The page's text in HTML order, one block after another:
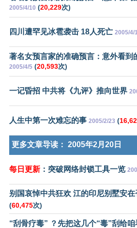
2005/4/10 (20,229次)
四川遭罕见冰雹袭击 18人死亡 2005/4/
著名女预言家的准确预言：意外看到
2005/4/5 (20,593次)
一记昏招 中共将《九评》推向世界
人生中第一次难忘的事 2005/2/23 (
更多文章导读： 2005年2月20日
每日更新 ：突破网络封锁工具一览
别国哀悼中共狂欢 江的印尼别墅安在
(60,475次)
“刮骨疗毒” ？先把这几个“毒”刮给咱